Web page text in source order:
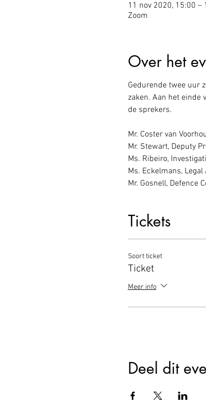
11 nov 2020, 15:00 –
Zoom
Over het
Gedurende twee uur
zaken. Aan het einde
Mr. Coster van
Mr. Stewart, Deputy
Ms. Ribeiro,
Ms. Eckelmans,
Mr. Gosnell, Defence
Tickets
Soort ticket
Ticket
Meer info
Deel dit